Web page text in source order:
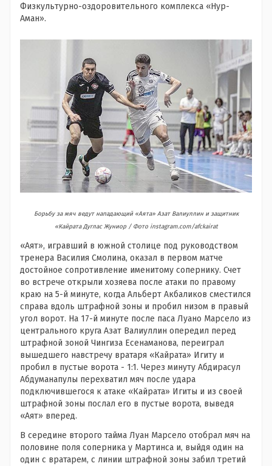
Физкультурно-оздоровительного комплекса «Нур-
Аман».
Борьбу за мяч ведут нападающий «Аята» Азат Валиуллин и защитник
«Кайрата Дуглас Жуниор / Фото instagram.com/afckairat
«Аят», игравший в южной столице под руководством
тренера Василия Смолина, оказал в первом матче
достойное сопротивление именитому сопернику. Счет
во встрече открыли хозяева после атаки по правому
краю на 5-й минуте, когда Альберт Акбаликов сместился
справа вдоль штрафной зоны и пробил низом в правый
угол ворот. На 17-й минуте после паса Луано Марсело из
центрального круга Азат Валиуллин опередил перед
штрафной зоной Чингиза Есенаманова, переиграл
вышедшего навстречу вратаря «Кайрата» Игиту и
пробил в пустые ворота - 1:1. Через минуту Абдирасул
Абдуманапулы перехватил мяч после удара
подключившегося к атаке «Кайрата» Игиты и из своей
штрафной зоны послал его в пустые ворота, выведя
«Аят» вперед.
В середине второго тайма Луан Марсело отобрал мяч на
половине поля соперника у Мартинса и, выйдя один на
один с вратарем, с линии штрафной зоны забил третий